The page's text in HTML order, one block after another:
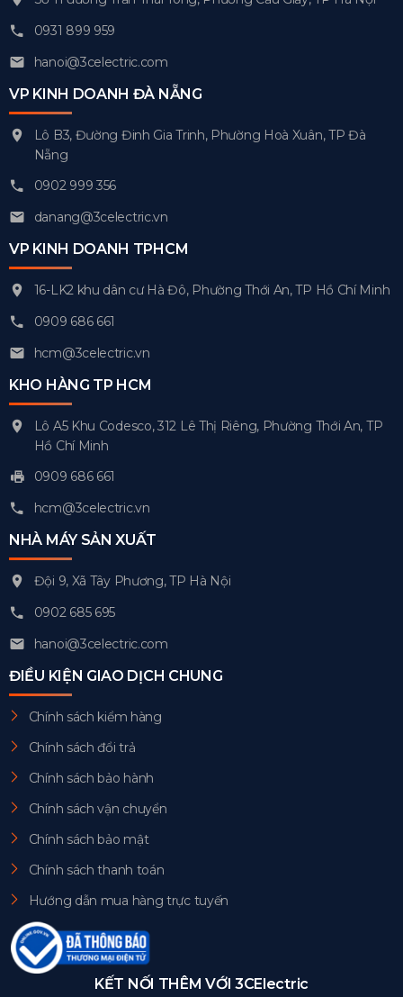
0931 899 959
hanoi@3celectric.com
VP KINH DOANH ĐÀ NẴNG
Lô B3, Đường Đinh Gia Trinh, Phường Hoà Xuân, TP Đà
Nẵng
0902 999 356
danang@3celectric.vn
VP KINH DOANH TPHCM
16-LK2 khu dân cư Hà Đô, Phường Thới An, TP Hồ Chí Minh
0909 686 661
hcm@3celectric.vn
KHO HÀNG TP HCM
Lô A5 Khu Codesco, 312 Lê Thị Riêng, Phường Thới An, TP
Hồ Chí Minh
0909 686 661
hcm@3celectric.vn
NHÀ MÁY SẢN XUẤT
Đội 9, Xã Tây Phương, TP Hà Nội
0902 685 695
hanoi@3celectric.com
ĐIỀU KIỆN GIAO DỊCH CHUNG
Chính sách kiểm hàng
Chính sách đổi trả
Chính sách bảo hành
Chính sách vận chuyển
Chính sách bảo mật
Chính sách thanh toán
Hướng dẫn mua hàng trực tuyến
KẾT NỐI THÊM VỚI 3CElectric